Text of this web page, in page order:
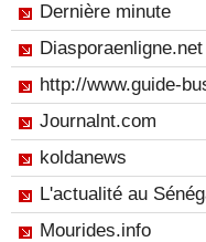
Dernière minute
Diasporaenligne.net
http://www.guide-
Journalnt.com
koldanews
L'actualité au
Mourides.info